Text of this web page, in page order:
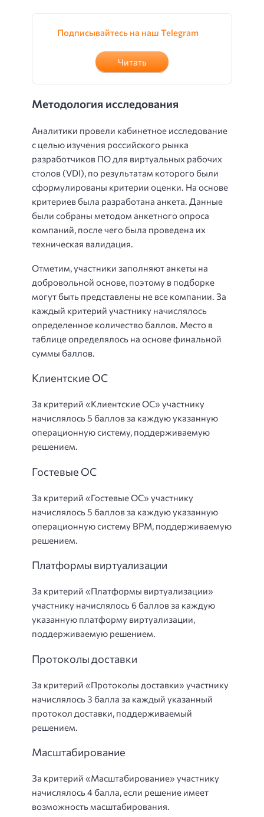
Подписывайтесь на наш Telegram
Читать
Методология исследования
Аналитики провели кабинетное исследование
с целью изучения российского рынка
разработчиков ПО для виртуальных рабочих
столов (VDI), по результатам которого были
сформулированы критерии оценки. На основе
критериев была разработана анкета. Данные
были собраны методом анкетного опроса
компаний, после чего была проведена их
техническая валидация.
Отметим, участники заполняют анкеты на
добровольной основе, поэтому в подборке
могут быть представлены не все компании. За
каждый критерий участнику начислялось
определенное количество баллов. Место в
таблице определялось на основе финальной
суммы баллов.
Клиентские ОС
За критерий «Клиентские ОС» участнику
начислялось 5 баллов за каждую указанную
операционную систему, поддерживаемую
решением.
Гостевые ОС
За критерий «Гостевые ОС» участнику
начислялось 5 баллов за каждую указанную
операционную систему ВРМ, поддерживаемую
решением.
Платформы виртуализации
За критерий «Платформы виртуализации»
участнику начислялось 6 баллов за каждую
указанную платформу виртуализации,
поддерживаемую решением.
Протоколы доставки
За критерий «Протоколы доставки» участнику
начислялось 3 балла за каждый указанный
протокол доставки, поддерживаемый
решением.
Масштабирование
За критерий «Масштабирование» участнику
начислялось 4 балла, если решение имеет
возможность масштабирования.